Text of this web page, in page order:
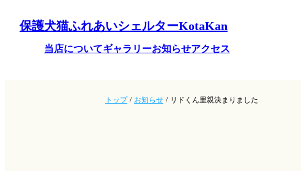
保護犬猫ふれあいシェルターKotaKan
当店についてギャラリーお知らせアクセス
トップ / お知らせ / リドくん里親決まりました